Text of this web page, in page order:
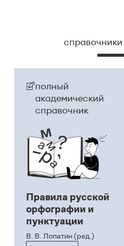
полный
академический
справочник
Правила русской
орфографии и
пунктуации
В. В. Лопатин (ред.)